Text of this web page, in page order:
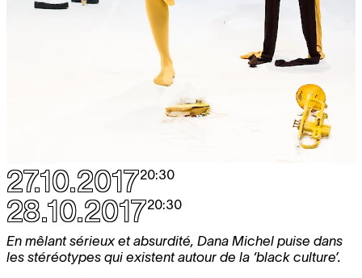
27.10.201720:30
28.10.201720:30
En mêlant sérieux et absurdité, Dana Michel puise dans
les stéréotypes qui existent autour de la ‘black culture’.